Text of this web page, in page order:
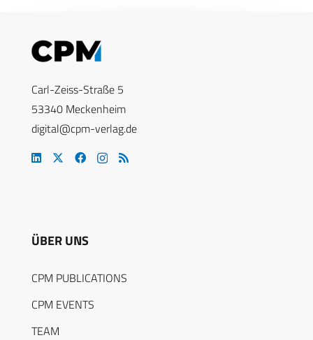
Carl-Zeiss-Straße 5
53340 Meckenheim
digital@cpm-verlag.de
ÜBER UNS
CPM PUBLICATIONS
CPM EVENTS
TEAM